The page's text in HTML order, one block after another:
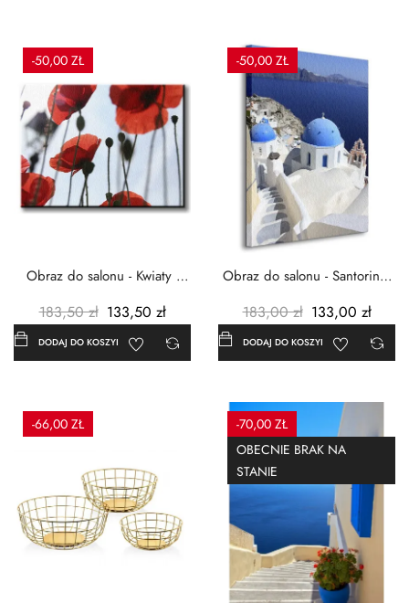
-50,00 ZŁ
Obraz do salonu - Kwiaty -
183,50 zł 133,50 zł
DODAJ DO KOSZYKA
-50,00 ZŁ
Obraz do salonu - Santorini -
183,00 zł 133,00 zł
DODAJ DO KOSZYKA
-66,00 ZŁ
-70,00 ZŁ
OBECNIE BRAK NA
STANIE